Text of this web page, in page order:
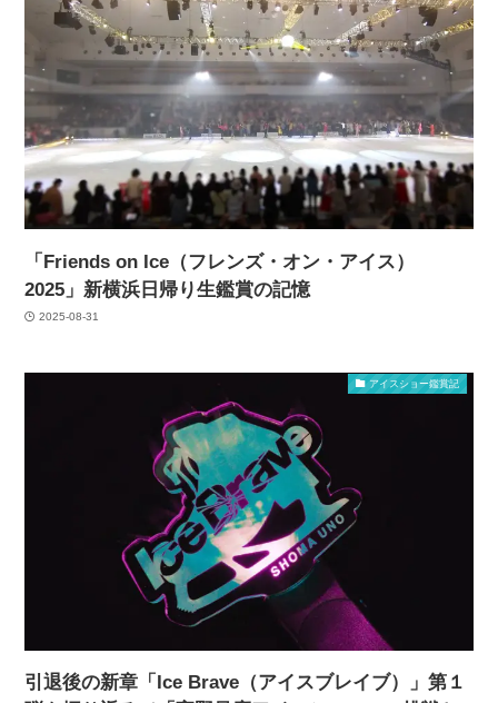
「Friends on Ice（フレンズ・オン・アイス）
2025」新横浜日帰り生鑑賞の記憶
2025-08-31
アイスショー鑑賞記
引退後の新章「Ice Brave（アイスブレイブ）」第１